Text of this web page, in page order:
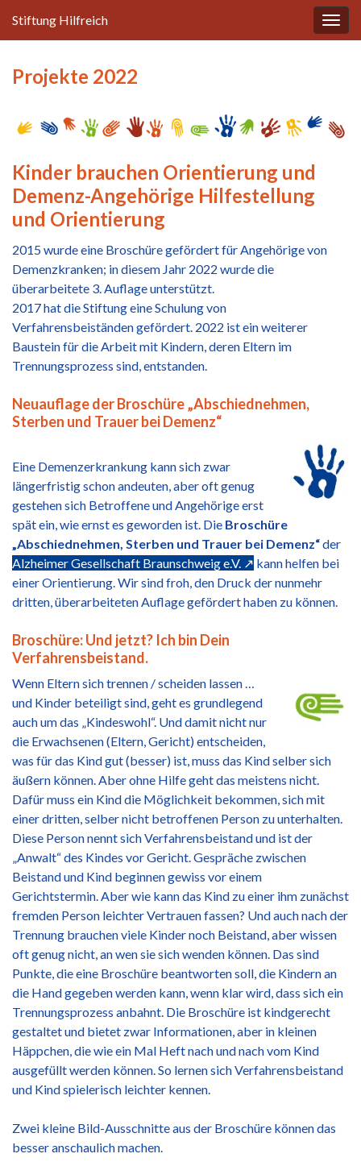
Stiftung Hilfreich
Projekte 2022
Kinder brauchen Orientierung und
Demenz-Angehörige Hilfestellung
und Orientierung
2015 wurde eine Broschüre gefördert für Angehörige von
Demenzkranken; in diesem Jahr 2022 wurde die
überarbeitete 3. Auflage unterstützt.
2017 hat die Stiftung eine Schulung von
Verfahrensbeiständen gefördert. 2022 ist ein weiterer
Baustein für die Arbeit mit Kindern, deren Eltern im
Trennungsprozess sind, entstanden.
Neuauflage der Broschüre „Abschiednehmen,
Sterben und Trauer bei Demenz“
Eine Demenzerkrankung kann sich zwar
längerfristig schon andeuten, aber oft genug
gestehen sich Betroffene und Angehörige erst
spät ein, wie ernst es geworden ist. Die Broschüre
„Abschiednehmen, Sterben und Trauer bei Demenz“der
Alzheimer Gesellschaft Braunschweig e.V. ↗ kann helfen bei
einer Orientierung. Wir sind froh, den Druck der nunmehr
dritten, überarbeiteten Auflage gefördert haben zu können.
Broschüre: Und jetzt? Ich bin Dein
Verfahrensbeistand.
Wenn Eltern sich trennen / scheiden lassen …
und Kinder beteiligt sind, geht es grundlegend
auch um das „Kindeswohl“. Und damit nicht nur
die Erwachsenen (Eltern, Gericht) entscheiden,
was für das Kind gut (besser) ist, muss das Kind selber sich
äußern können. Aber ohne Hilfe geht das meistens nicht.
Dafür muss ein Kind die Möglichkeit bekommen, sich mit
einer dritten, selber nicht betroffenen Person zu unterhalten.
Diese Person nennt sich Verfahrensbeistand und ist der
„Anwalt“ des Kindes vor Gericht. Gespräche zwischen
Beistand und Kind beginnen gewiss vor einem
Gerichtstermin. Aber wie kann das Kind zu einer ihm zunächst
fremden Person leichter Vertrauen fassen? Und auch nach der
Trennung brauchen viele Kinder noch Beistand, aber wissen
oft genug nicht, an wen sie sich wenden können. Das sind
Punkte, die eine Broschüre beantworten soll, die Kindern an
die Hand gegeben werden kann, wenn klar wird, dass sich ein
Trennungsprozess anbahnt. Die Broschüre ist kindgerecht
gestaltet und bietet zwar Informationen, aber in kleinen
Häppchen, die wie ein Mal Heft nach und nach vom Kind
ausgefüllt werden können. So lernen sich Verfahrensbeistand
und Kind spielerisch leichter kennen.
Zwei kleine Bild-Ausschnitte aus der Broschüre können das
besser anschaulich machen.